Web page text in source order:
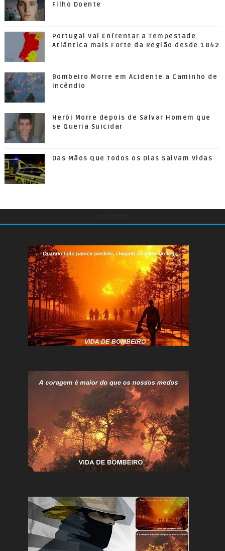
Filho Doente
Portugal Vai Enfrentar a Tempestade
Atlântica mais Forte da Região desde 1842
Bombeiro Morre em Acidente a Caminho de
Incêndio
Herói Morre depois de Salvar Homem que
se Queria Suicidar
Das Mãos Que Todos os Dias Salvam Vidas